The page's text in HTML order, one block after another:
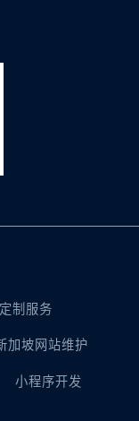
制服务
加坡网站维护
小程序开发